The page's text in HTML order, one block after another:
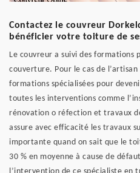
Contactez le couvreur
bénéficier votre toiture de
Le couvreur a suivi des
couverture. Pour le cas de
formations spécialisées pour
toutes les interventions comme
rénovation o réfection et travaux
assure avec efficacité les travaux
importante quand on sait que le
30 % en moyenne à cause de